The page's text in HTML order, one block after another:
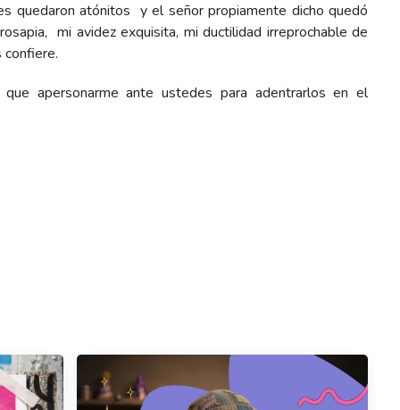
quedaron atónitos y el señor propiamente dicho quedó
mi avidez exquisita, mi ductilidad irreprochable de
apersonarme ante ustedes para adentrarlos en el